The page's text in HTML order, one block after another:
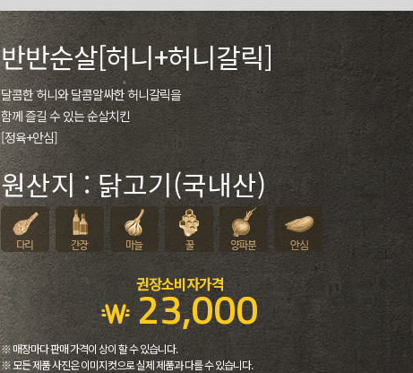
반반순살[허니+허니갈릭]
달콤한 허니와 달콤알싸한 허니갈릭을
함께 즐길 수 있는 순살치킨
[정육+안심]
원산지 : 닭고기(국내산)
권장소비자가격
23,000
※ 매장마다 판매 가격이 상이 할 수 있습니다.
※ 모든 제품 사진은 이미지컷으로 실제 제품과 다를 수 있습니다.